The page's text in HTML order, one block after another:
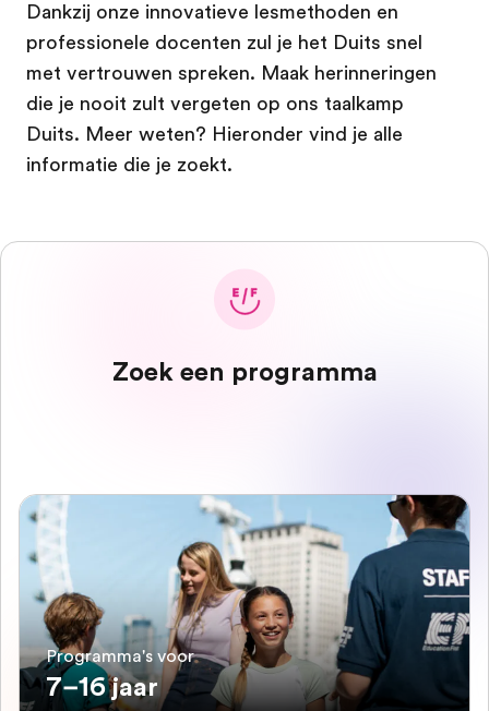
Dankzij onze innovatieve lesmethoden en
professionele docenten zul je het Duits snel
met vertrouwen spreken. Maak herinneringen
die je nooit zult vergeten op ons taalkamp
Duits. Meer weten? Hieronder vind je alle
informatie die je zoekt.
Zoek een programma
Programma's voor
7–16 jaar